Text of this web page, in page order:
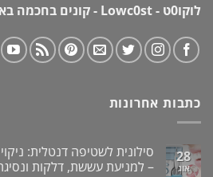
לוקו0ט - Lowc0st - קונים בחכמה באינטרנט!
כתבות אחרונות
28
אוג
סילונית לשטיפה דנטלית:
– למניעת עששת, דלקות